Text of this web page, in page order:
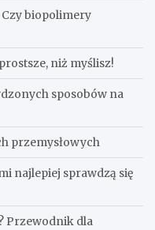
biopolimery
niż myślisz!
sposobów na
przemysłowych
najlepiej sprawdzą się
Przewodnik dla